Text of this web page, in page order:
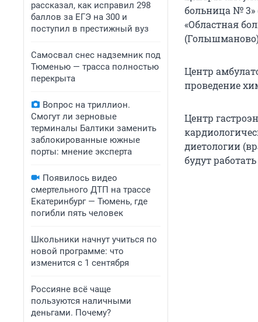
рассказал, как исправил 298
баллов за ЕГЭ на 300 и
поступил в престижный вуз
Самосвал снес надземник под
Тюменью — трасса полностью
перекрыта
Вопрос на триллион.
Смогут ли зерновые
терминалы Балтики заменить
заблокированные южные
порты: мнение эксперта
Появилось видео
смертельного ДТП на трассе
Екатеринбург — Тюмень, где
погибли пять человек
Школьники начнут учиться по
новой программе: что
изменится с 1 сентября
Россияне всё чаще
пользуются наличными
деньгами. Почему?
больница № 3»
«Областная
(Голышманово)
Центр
проведение
Центр
диетологии
будут